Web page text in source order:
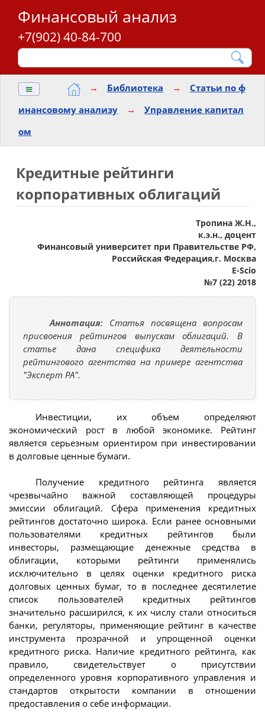
Финансовый анализ
+7(902) 40-84-700
≡ → Библиотека →
Статьи по ф
инансовому анализу
→
Управление капитал
ом
Кредитные рейтинги
корпоративных облигаций
Тропина Ж.Н.,
к.э.н., доцент
Финансовый университет при Правительстве РФ,
Российская Федерация,г. Москва
E-Scio
№7 (22) 2018
Аннотация: Статья посвящена вопросам
присвоения рейтингов выпускам облигаций. В
статье дана специфика деятельности
рейтингового агентства на примере агентства
"Эксперт РА".
Инвестиции, их объем определяют
экономический рост в любой экономике. Рейтинг
является серьезным ориентиром при инвестировании
в долговые ценные бумаги.
Получение кредитного рейтинга является
чрезвычайно важной составляющей процедуры
эмиссии облигаций. Сфера применения кредитных
рейтингов достаточно широка. Если ранее основными
пользователями кредитных рейтингов были
инвесторы, размещающие денежные средства в
облигации, которыми рейтинги применялись
исключительно в целях оценки кредитного риска
долговых ценных бумаг, то в последнее десятилетие
список пользователей кредитных рейтингов
значительно расширился, к их числу стали относиться
банки, регуляторы, применяющие рейтинг в качестве
инструмента прозрачной и упрощенной оценки
кредитного риска. Наличие кредитного рейтинга, как
правило, свидетельствует о присутствии
определенного уровня корпоративного управления и
стандартов открытости компании в отношении
предоставления о себе информации.